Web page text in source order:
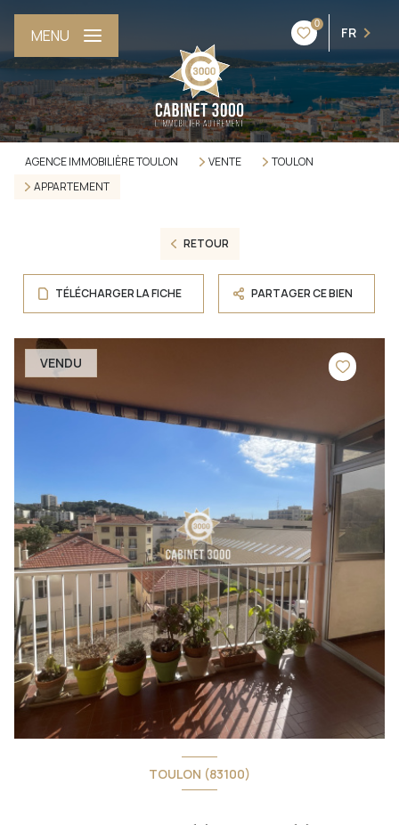
0
FR
MENU
AGENCE IMMOBILIÈRE TOULON VENTE
TOULON
APPARTEMENT
RETOUR
TÉLÉCHARGER LA FICHE PARTAGER CE BIEN
VENDU
TOULON (83100)